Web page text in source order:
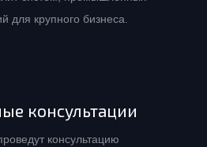
для крупного бизнеса.
консультации
консультацию